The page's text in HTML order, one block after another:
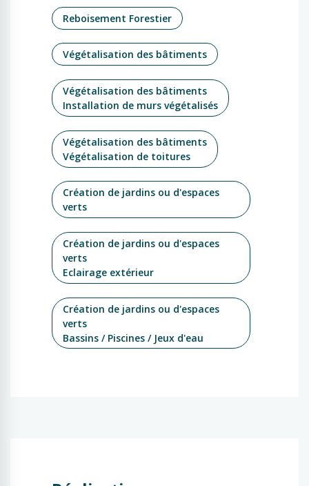
Reboisement Forestier
Végétalisation des bâtiments
Végétalisation des bâtiments
Installation de murs végétalisés
Végétalisation des bâtiments
Végétalisation de toitures
Création de jardins ou d'espaces
verts
Création de jardins ou d'espaces
verts
Eclairage extérieur
Création de jardins ou d'espaces
verts
Bassins / Piscines / Jeux d'eau